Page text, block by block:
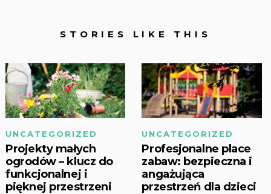
STORIES LIKE THIS
UNCATEGORIZED
Projekty małych
ogrodów – klucz do
funkcjonalnej i
pięknej przestrzeni
UNCATEGORIZED
Profesjonalne place
zabaw: bezpieczna i
angażująca
przestrzeń dla dzieci